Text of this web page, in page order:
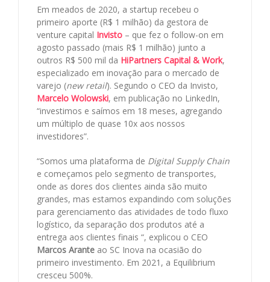
Em meados de 2020, a startup recebeu o
primeiro aporte (R$ 1 milhão) da gestora de
venture capital Invisto – que fez o follow-on em
agosto passado (mais R$ 1 milhão) junto a
outros R$ 500 mil da HiPartners Capital & Work,
especializado em inovação para o mercado de
varejo (new retail). Segundo o CEO da Invisto,
Marcelo Wolowski, em publicação no LinkedIn,
“investimos e saímos em 18 meses, agregando
um múltiplo de quase 10x aos nossos
investidores”.
“Somos uma plataforma de Digital Supply Chain
e começamos pelo segmento de transportes,
onde as dores dos clientes ainda são muito
grandes, mas estamos expandindo com soluções
para gerenciamento das atividades de todo fluxo
logístico, da separação dos produtos até a
entrega aos clientes finais “, explicou o CEO
Marcos Arante ao SC Inova na ocasião do
primeiro investimento. Em 2021, a Equilibrium
cresceu 500%.